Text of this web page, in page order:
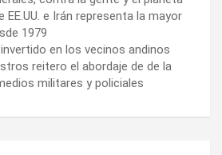
EE.UU. e Irán representa la mayor
1979
en los vecinos andinos
reitero el abordaje de de la
militares y policiales